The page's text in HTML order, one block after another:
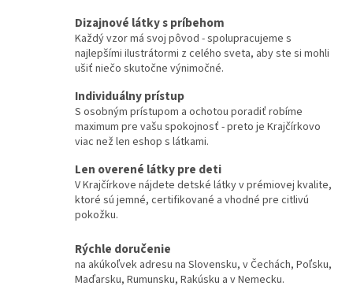
Dizajnové látky s príbehom
Každý vzor má svoj pôvod - spolupracujeme s
najlepšími ilustrátormi z celého sveta, aby ste si mohli
ušiť niečo skutočne výnimočné.
Individuálny prístup
S osobným prístupom a ochotou poradiť robíme
maximum pre vašu spokojnosť - preto je Krajčírkovo
viac než len eshop s látkami.
Len overené látky pre deti
V Krajčírkove nájdete detské látky v prémiovej kvalite,
ktoré sú jemné, certifikované a vhodné pre citlivú
pokožku.
Rýchle doručenie
na akúkoľvek adresu na Slovensku, v Čechách, Poľsku,
Maďarsku, Rumunsku, Rakúsku a v Nemecku.